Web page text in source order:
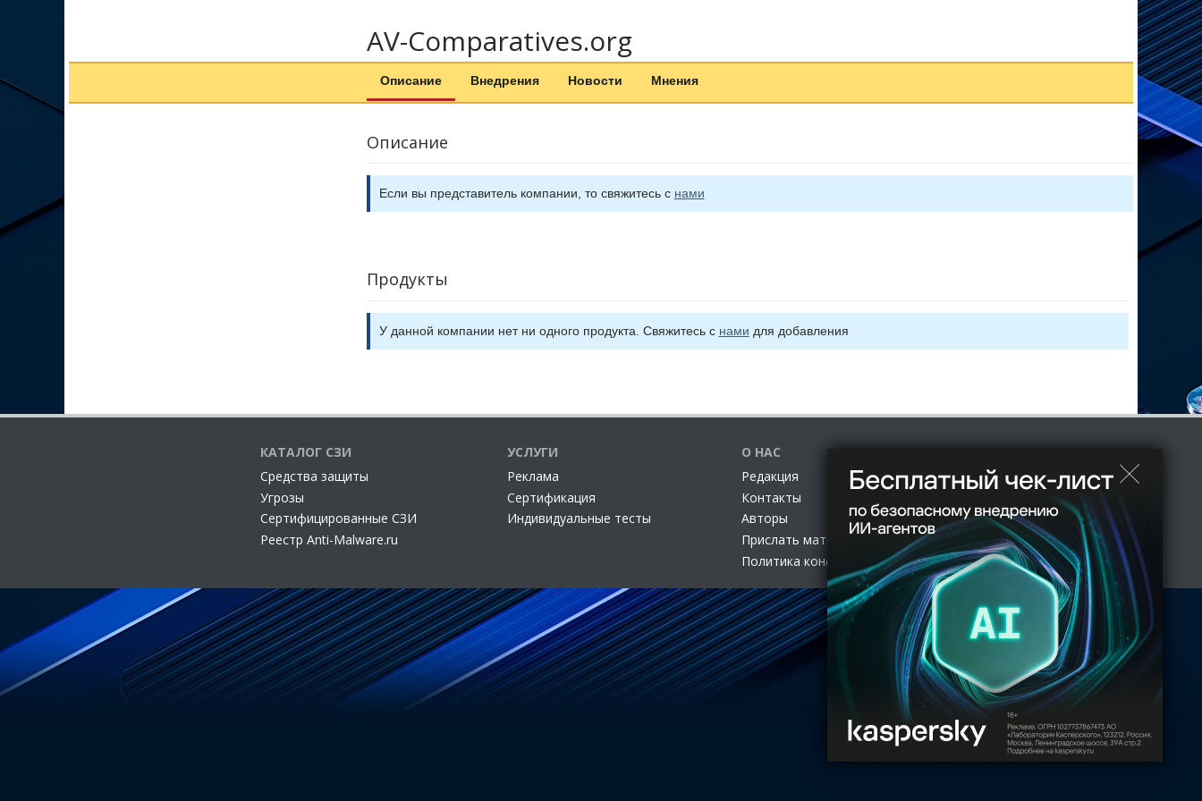
AV-Comparatives.org
Описание Внедрения Новости Мнения
Описание
Если вы представитель компании, то свяжитесь с нами
Продукты
У данной компании нет ни одного продукта. Свяжитесь с нами для добавления
КАТАЛОГ СЗИ
Cредства защиты
Угрозы
Сертифицированные СЗИ
Реестр Anti-Malware.ru
УСЛУГИ
Реклама
Сертификация
Индивидуальные тесты
О НАС
Редакция
Контакты
Авторы
Прислать материал
Политика конфиденциальности
Свидетельство о регистрации СМИ ЭЛ № ФС 77 - 68398, выдано федеральной службой по надзору в сфере связи, информационных технологий и массовых коммуникаций (Роскомнадзор) 27.01.2017
Разрешается частичное использование материалов на других сайтах при наличии ссылки на источник. Использование материалов сайта с полной копией оригинала допускается только с письменного
разрешения администрации.
© ООО "АМ Медиа", 2005-2026. Все права защищены.